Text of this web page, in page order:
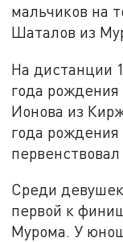
мальчиков на
Шаталов из
На дистанции
года рождения
Ионова из
года
Среди
первой к
Мурома. У